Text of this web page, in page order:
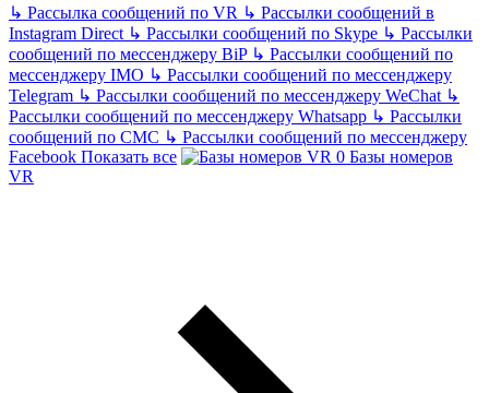
↳ Рассылка сообщений по VR ↳ Рассылки сообщений в
Instagram Direct ↳ Рассылки сообщений по Skype ↳ Рассылки
сообщений по мессенджеру BiP ↳ Рассылки сообщений по
мессенджеру IMO ↳ Рассылки сообщений по мессенджеру
Telegram ↳ Рассылки сообщений по мессенджеру WeChat ↳
Рассылки сообщений по мессенджеру Whatsapp ↳ Рассылки
сообщений по СМС ↳ Рассылки сообщений по мессенджеру
Facebook Показать все
Базы номеров
VR